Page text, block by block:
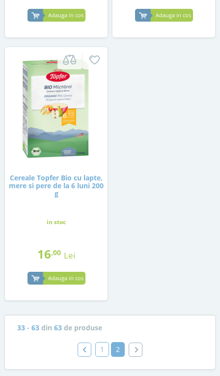
Adauga in cos Adauga in cos
Cereale Topfer Bio cu lapte,
mere si pere de la 6 luni 200
g
in stoc
16,00 Lei
Adauga in cos
33 - 63 din 63 de produse
1 2